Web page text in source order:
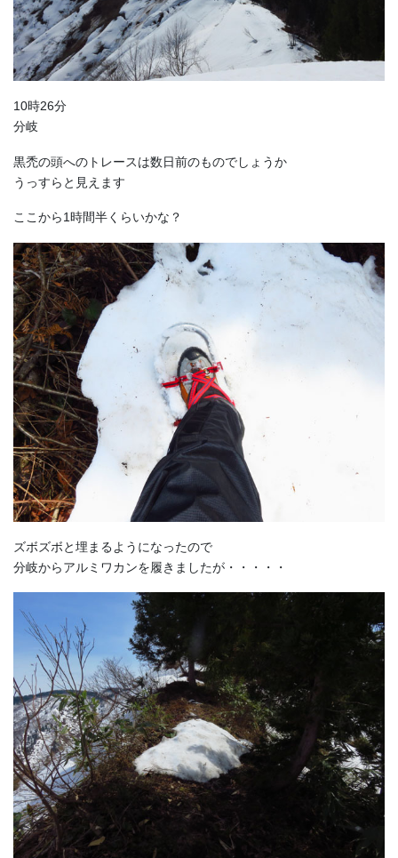
10時26分
分岐
黒禿の頭へのトレースは数日前のものでしょうか
うっすらと見えます
ここから1時間半くらいかな？
ズボズボと埋まるようになったので
分岐からアルミワカンを履きましたが・・・・・